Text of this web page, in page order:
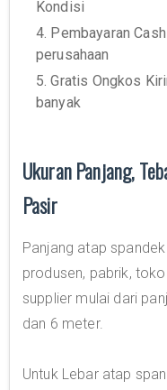
Kondisi
4. Pembayaran
perusahaan
5. Gratis Ongkos
banyak
Ukuran Panjang,
Pasir
Panjang atap
produsen, pabrik,
supplier mulai dari
dan 6 meter.
Untuk Lebar atap